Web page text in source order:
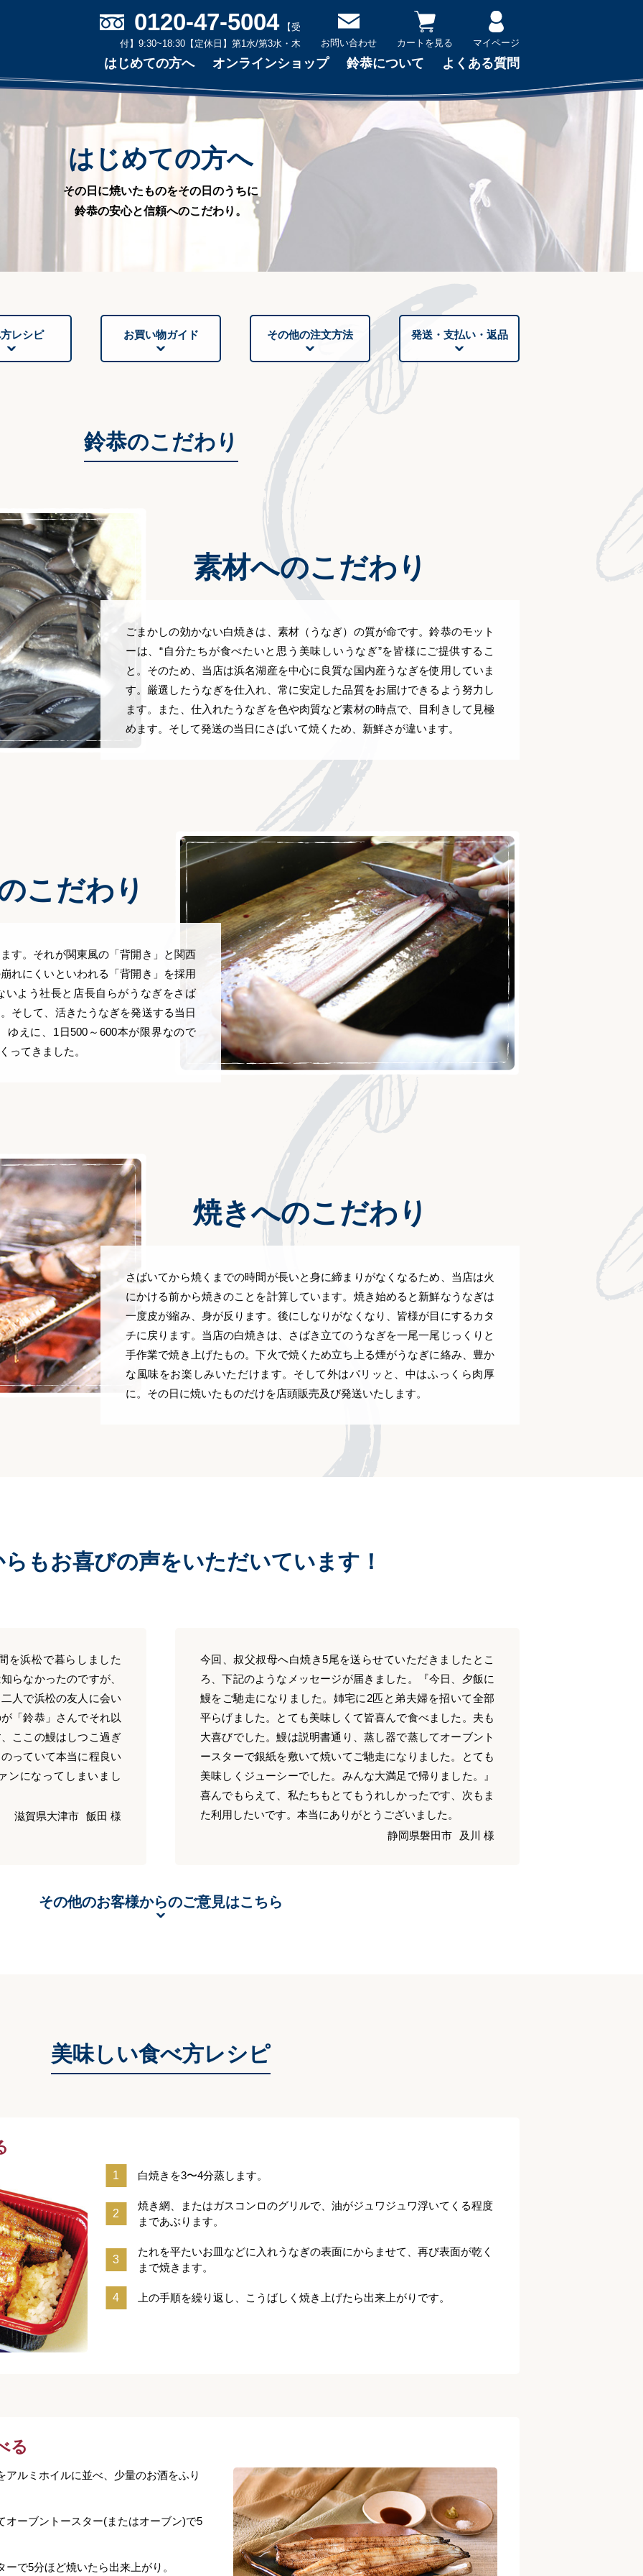
0120-47-5004
【受
付】9:30~18:30 【定休日】第1水/第3水・木 お問い合わせ カートを見る マイページ
はじめての方へ オンラインショップ 鈴恭について よくある質問
はじめての方へ
その日に焼いたものをその日のうちに
鈴恭の安心と信頼へのこだわり。
レシピ お買い物ガイド その他の注文方法 発送・支払い・返品
鈴恭のこだわり
素材へのこだわり
ごまかしの効かない白焼きは、素材（うなぎ）の質が命です。鈴恭のモット
ーは、“自分たちが食べたいと思う美味しいうなぎ”を皆様にご提供するこ
と。そのため、当店は浜名湖産を中心に良質な国内産うなぎを使用していま
す。厳選したうなぎを仕入れ、常に安定した品質をお届けできるよう努力し
ます。また、仕入れたうなぎを色や肉質など素材の時点で、目利きして見極
めます。そして発送の当日にさばいて焼くため、新鮮さが違います。
こだわり
す。それが関東風の「背開き」と関西
れにくいといわれる「背開き」を採用
よう社長と店長自らがうなぎをさば
そして、活きたうなぎを発送する当日
ゆえに、1日500～600本が限界なので
ってきました。
焼きへのこだわり
さばいてから焼くまでの時間が長いと身に締まりがなくなるため、当店は火
にかける前から焼きのことを計算しています。焼き始めると新鮮なうなぎは
一度皮が縮み、身が反ります。後にしなりがなくなり、皆様が目にするカタ
チに戻ります。当店の白焼きは、さばき立てのうなぎを一尾一尾じっくりと
手作業で焼き上げたもの。下火で焼くため立ち上る煙がうなぎに絡み、豊か
な風味をお楽しみいただけます。そして外はパリッと、中はふっくら肉厚
に。その日に焼いたものだけを店頭販売及び発送いたします。
もお喜びの声をいただいています！
を浜松で暮らしました
らなかったのですが、
人で浜松の友人に会い
「鈴恭」さんでそれ以
ここの鰻はしつこ過ぎ
っていて本当に程良い
ンになってしまいまし
滋賀県大津市 飯田 様
今回、叔父叔母へ白焼き5尾を送らせていただきましたとこ
ろ、下記のようなメッセージが届きました。『今日、夕飯に
鰻をご馳走になりました。姉宅に2匹と弟夫婦を招いて全部
平らげました。とても美味しくて皆喜んで食べました。夫も
大喜びでした。鰻は説明書通り、蒸し器で蒸してオーブント
ースターで銀紙を敷いて焼いてご馳走になりました。とても
美味しくジューシーでした。みんな大満足で帰りました。』
喜んでもらえて、私たちもとてもうれしかったです、次もま
た利用したいです。本当にありがとうございました。
静岡県磐田市
及川 様
その他のお客様からのご意見はこちら
美味しい食べ方レシピ
白焼きを3〜4分蒸します。
焼き網、またはガスコンロのグリルで、油がジュワジュワ浮いてくる程度
まであぶります。
たれを平たいお皿などに入れうなぎの表面にからませて、再び表面が乾く
まで焼きます。
上の手順を繰り返し、こうばしく焼き上げたら出来上がりです。
る
ルミホイルに並べ、少量のお酒をふり
オーブントースター(またはオーブン)で5
で5分ほど焼いたら出来上がり。